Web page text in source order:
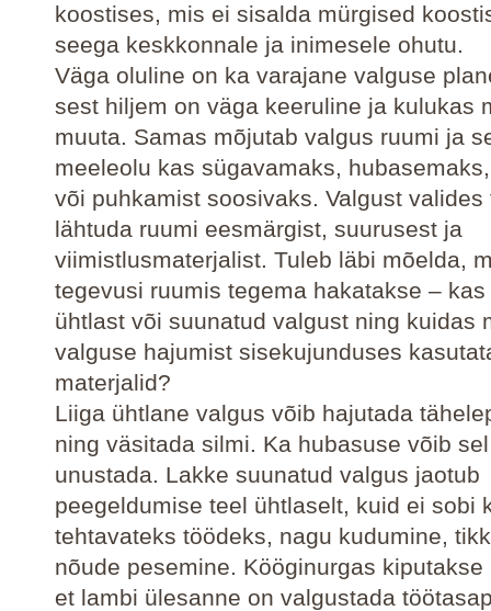
koostises, mis ei sisalda mürgised
seega keskkonnale ja inimesele ohutu.
Väga oluline on ka varajane valguse
sest hiljem on väga keeruline ja kulukas
muuta. Samas mõjutab valgus ruumi ja
meeleolu kas sügavamaks,
või puhkamist soosivaks. Valgust valides
lähtuda ruumi eesmärgist, suurusest ja
viimistlusmaterjalist. Tuleb läbi mõelda,
tegevusi ruumis tegema hakatakse –
ühtlast või suunatud valgust ning kuidas
valguse hajumist sisekujunduses
materjalid?
Liiga ühtlane valgus võib hajutada
ning väsitada silmi. Ka hubasuse võib
unustada. Lakke suunatud valgus jaotub
peegeldumise teel ühtlaselt, kuid ei sobi
tehtavateks töödeks, nagu kudumine,
nõude pesemine. Kööginurgas kiputakse
et lambi ülesanne on valgustada